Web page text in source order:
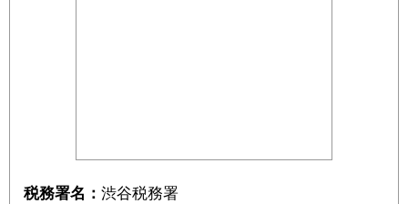
税務署名： 渋谷税務署